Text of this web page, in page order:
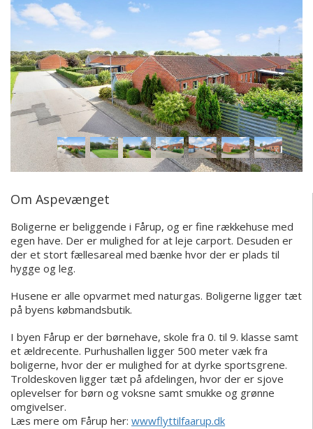
Om Aspevænget
Boligerne er beliggende i Fårup, og er fine rækkehuse med
egen have. Der er mulighed for at leje carport. Desuden er
der et stort fællesareal med bænke hvor der er plads til
hygge og leg.
Husene er alle opvarmet med naturgas. Boligerne ligger tæt
på byens købmandsbutik.
I byen Fårup er der børnehave, skole fra 0. til 9. klasse samt
et ældrecente. Purhushallen ligger 500 meter væk fra
boligerne, hvor der er mulighed for at dyrke sportsgrene.
Troldeskoven ligger tæt på afdelingen, hvor der er sjove
oplevelser for børn og voksne samt smukke og grønne
omgivelser.
Læs mere om Fårup her: wwwflyttilfaarup.dk